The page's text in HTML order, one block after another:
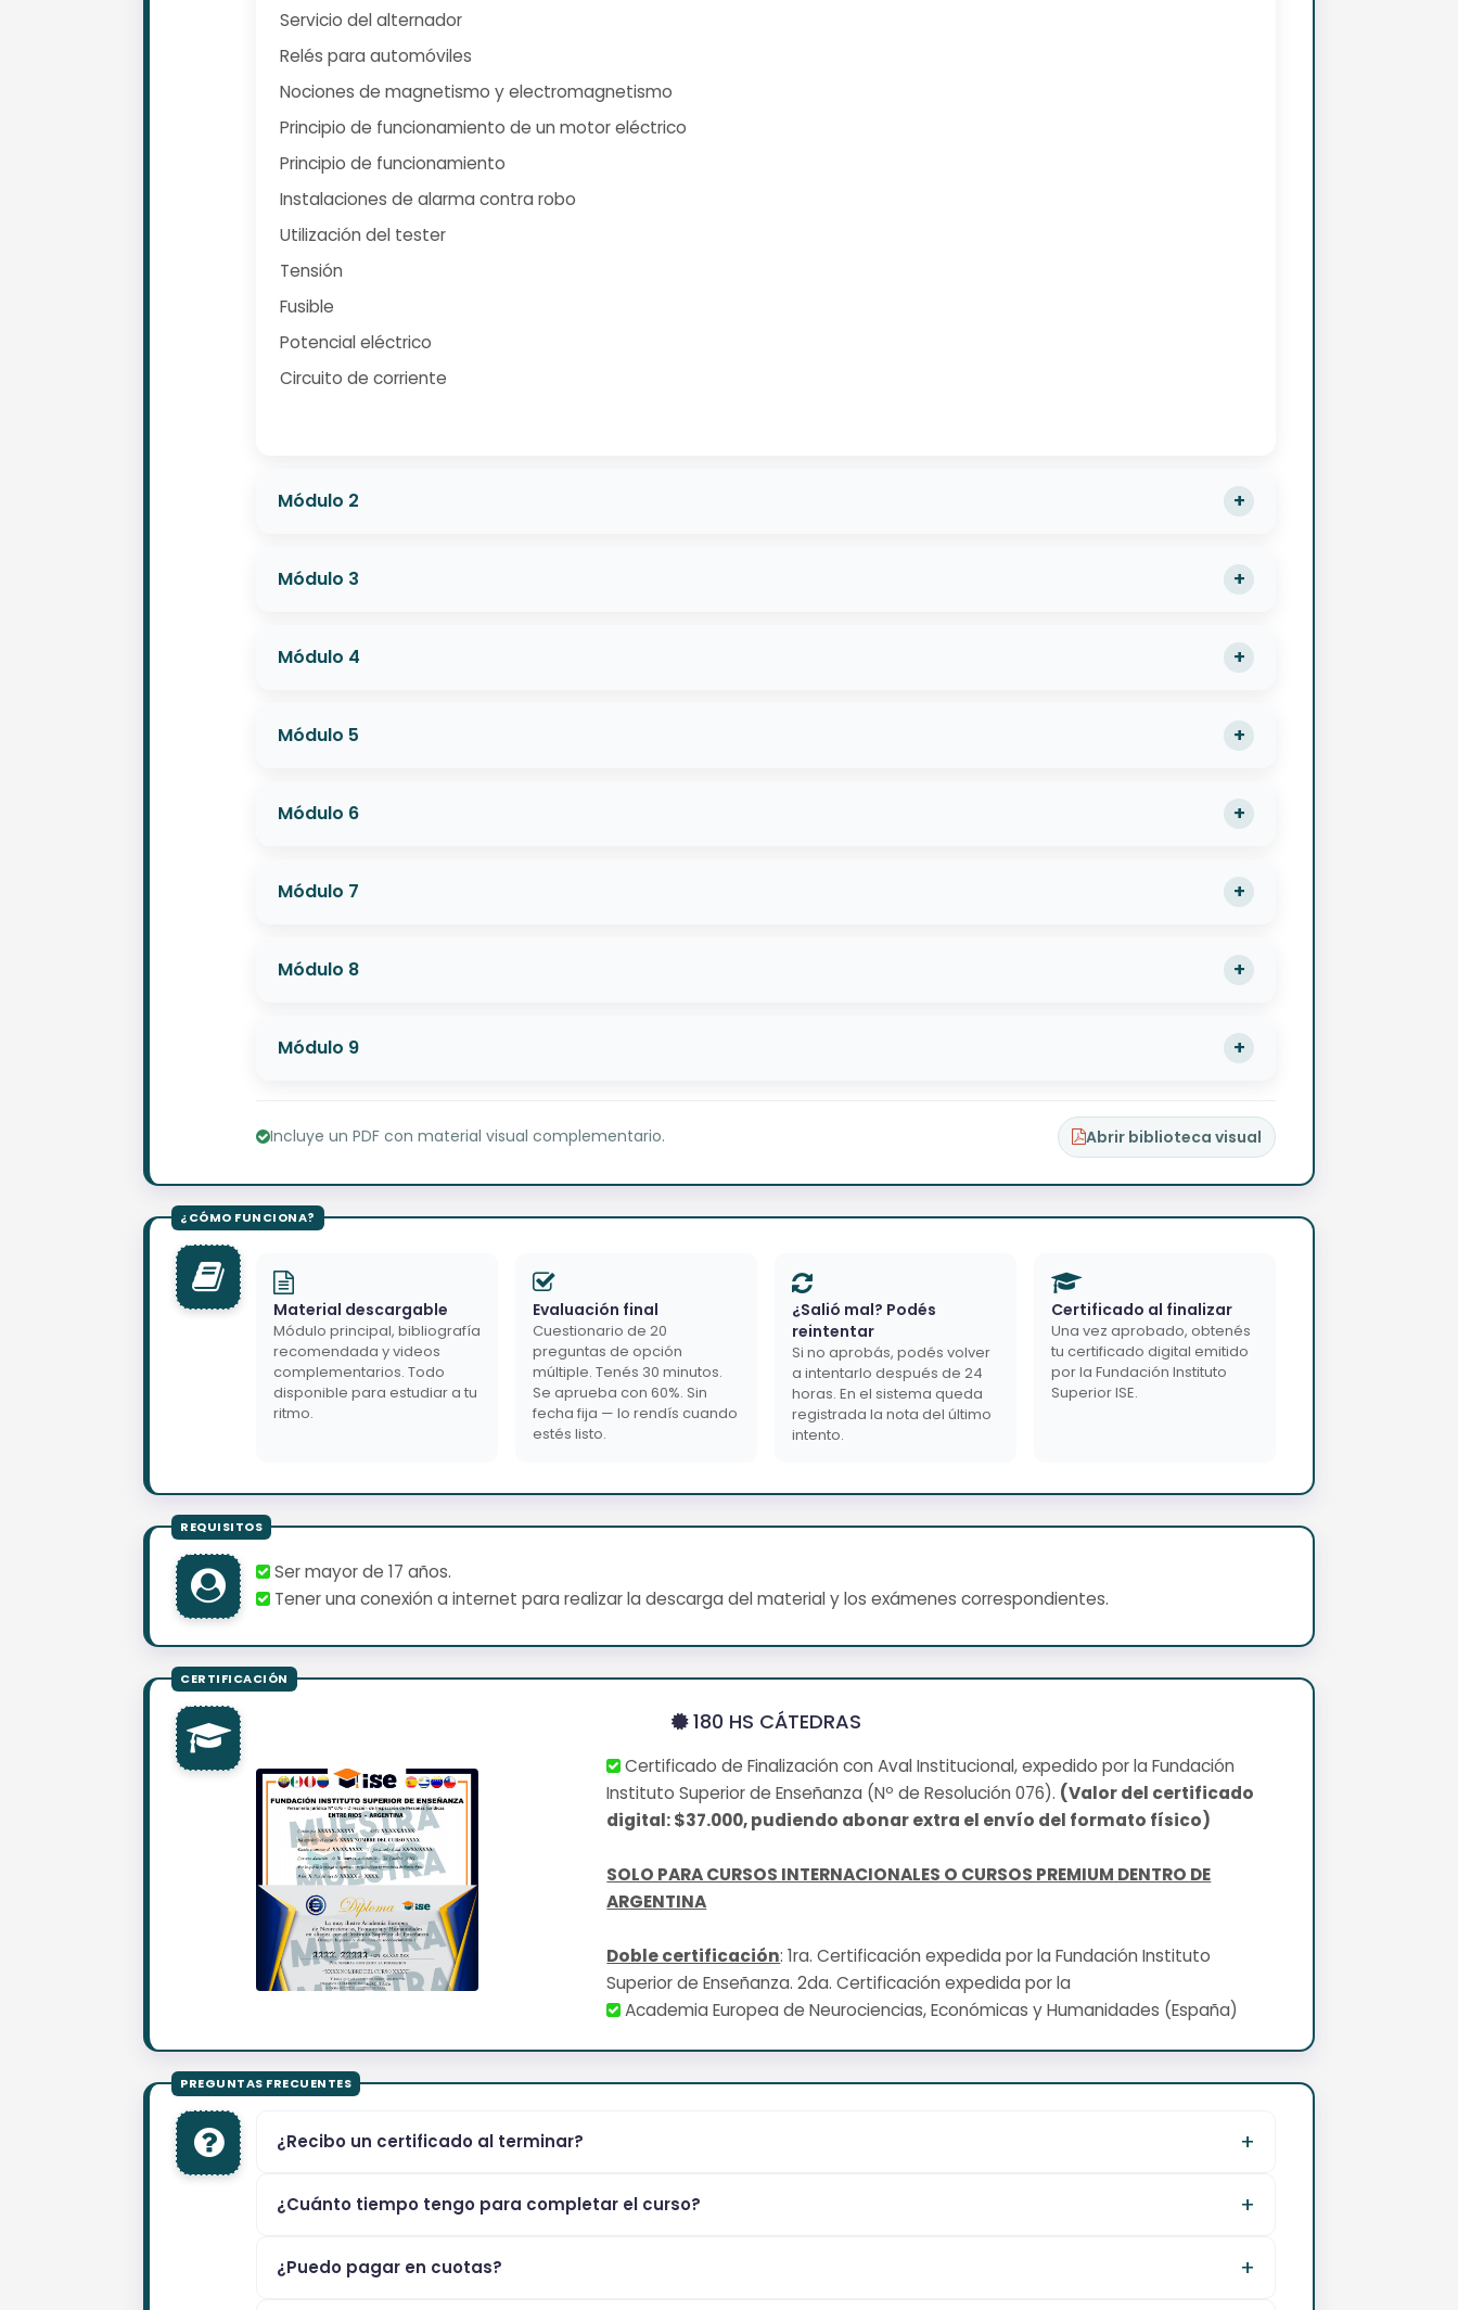
Servicio del alternador
Relés para automóviles
Nociones de magnetismo y electromagnetismo
Principio de funcionamiento de un motor eléctrico
Principio de funcionamiento
Instalaciones de alarma contra robo
Utilización del tester
Tensión
Fusible
Potencial eléctrico
Circuito de corriente
Módulo 2
Módulo 3
Módulo 4
Módulo 5
Módulo 6
Módulo 7
Módulo 8
Módulo 9
Incluye un PDF con material visual complementario. Abrir biblioteca visual
Material descargable
Módulo principal, bibliografía
recomendada y videos
complementarios. Todo
disponible para estudiar a tu
ritmo.
Evaluación final
Cuestionario de 20
preguntas de opción
múltiple. Tenés 30 minutos.
Se aprueba con 60%. Sin
fecha fija — lo rendís cuando
estés listo.
¿Salió mal? Podés
reintentar
Si no aprobás, podés volver
a intentarlo después de 24
horas. En el sistema queda
registrada la nota del último
intento.
Certificado al finalizar
Una vez aprobado, obtenés
tu certificado digital emitido
por la Fundación Instituto
Superior ISE.
Ser mayor de 17 años.
Tener una conexión a internet para realizar la descarga del material y los exámenes correspondientes.
180 HS CÁTEDRAS
Certificado de Finalización con Aval Institucional, expedido por la Fundación
Instituto Superior de Enseñanza (Nº de Resolución 076). (Valor del certificado
digital: $37.000, pudiendo abonar extra el envío del formato físico)
SOLO PARA CURSOS INTERNACIONALES O CURSOS PREMIUM DENTRO DE
ARGENTINA
Doble certificación: 1ra. Certificación expedida por la Fundación Instituto
Superior de Enseñanza. 2da. Certificación expedida por la
Academia Europea de Neurociencias, Económicas y Humanidades (España)
¿Recibo un certificado al terminar?
¿Cuánto tiempo tengo para completar el curso?
¿Puedo pagar en cuotas?